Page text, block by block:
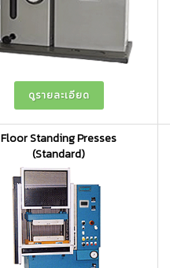
ดูรายละเอียด
Floor Standing Presses
(Standard)